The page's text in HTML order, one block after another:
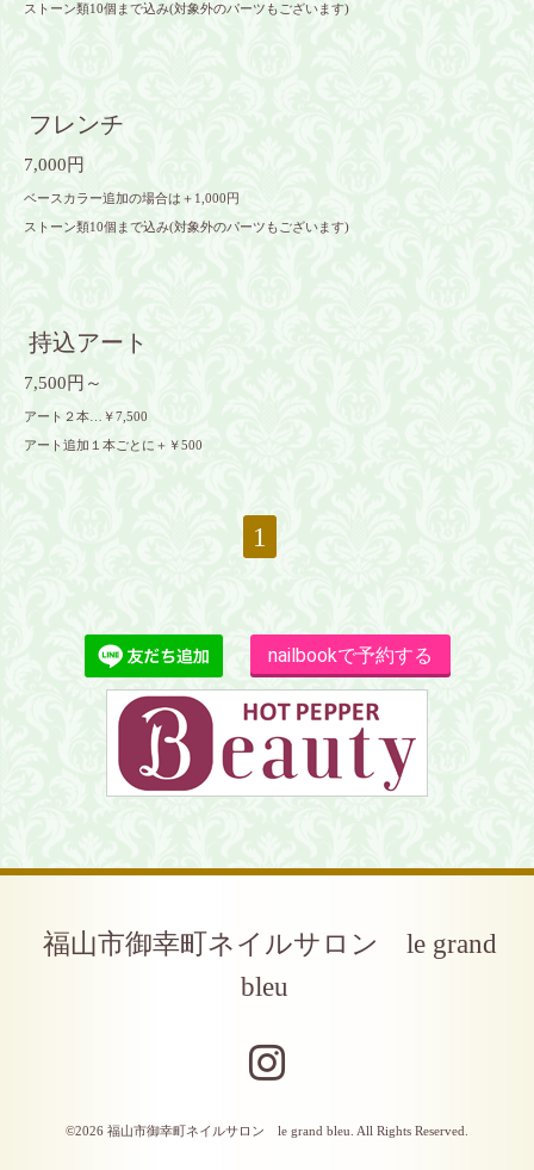
ストーン類10個まで込み(対象外のパーツもございます)
フレンチ
7,000円
ベースカラー追加の場合は＋1,000円
ストーン類10個まで込み(対象外のパーツもございます)
持込アート
7,500円～
アート２本…￥7,500
アート追加１本ごとに＋￥500
1
nailbookで予約する
福山市御幸町ネイルサロン le grand
bleu
©2026 福山市御幸町ネイルサロン le grand bleu . All Rights Reserved.